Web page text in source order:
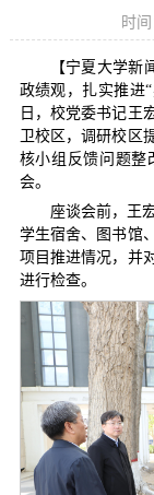
时
【宁夏大学
政绩观，扎实推进
日，校党委书记王
卫校区，调研校区
核小组反馈问题整
会。
座谈会前，王
学生宿舍、图书馆
项目推进情况，并
进行检查。